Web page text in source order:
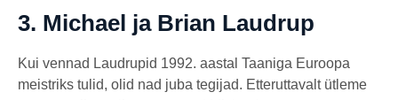
3. Michael ja Brian Laudrup
Kui vennad Laudrupid 1992. aastal Taaniga Euroopa
meistriks tulid, olid nad juba tegijad. Etteruttavalt ütleme